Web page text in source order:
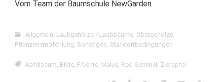
Vom Team der Baumschule NewGarden
Allgemein, Laubgehölze / Laubbäume, Obstgehölze,
Pflanzenempfehlung, Sonstiges, Standortbedingungen
Apfelbaum, Blüte, Früchte, Malus, Red Sentinel , Zierapfel